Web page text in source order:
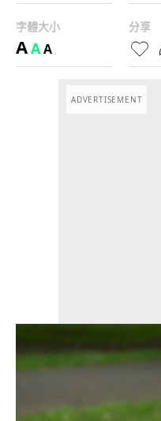
字體大小
AAA
分享
ADVERTISEMENT